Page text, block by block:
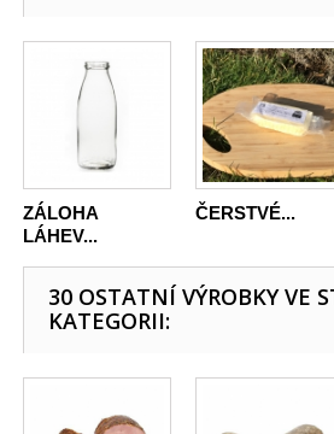
ZÁLOHA
LÁHEV...
ČERSTVÉ...
30 OSTATNÍ VÝROBKY VE
KATEGORII: